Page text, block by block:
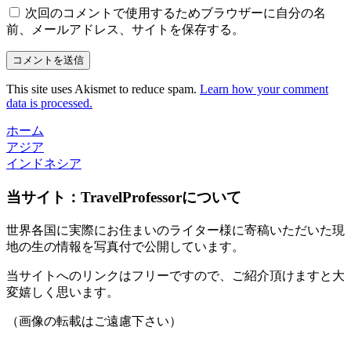
次回のコメントで使用するためブラウザーに自分の名
前、メールアドレス、サイトを保存する。
This site uses Akismet to reduce spam. Learn how your comment
data is processed.
ホーム
アジア
インドネシア
当サイト：TravelProfessorについて
世界各国に実際にお住まいのライター様に寄稿いただいた現
地の生の情報を写真付で公開しています。
当サイトへのリンクはフリーですので、ご紹介頂けますと大
変嬉しく思います。
（画像の転載はご遠慮下さい）